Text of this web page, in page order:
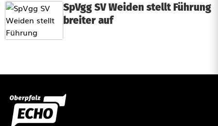
SpVgg SV Weiden stellt Führung
breiter auf